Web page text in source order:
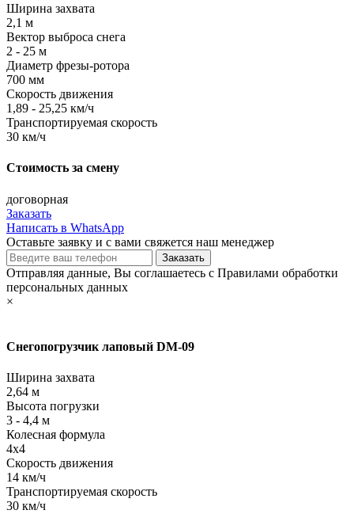
Ширина захвата
2,1 м
Вектор выброса снега
2 - 25 м
Диаметр фрезы-ротора
700 мм
Cкорость движения
1,89 - 25,25 км/ч
Транспортируемая скорость
30 км/ч
Стоимость за смену
договорная
Заказать
Написать в WhatsApp
Оставьте заявку и с вами свяжется наш менеджер
Отправляя данные, Вы соглашаетесь с Правилами обработки
персональных данных
×
Снегопогрузчик лаповый DM-09
Ширина захвата
2,64 м
Высота погрузки
3 - 4,4 м
Колесная формула
4х4
Cкорость движения
14 км/ч
Транспортируемая скорость
30 км/ч